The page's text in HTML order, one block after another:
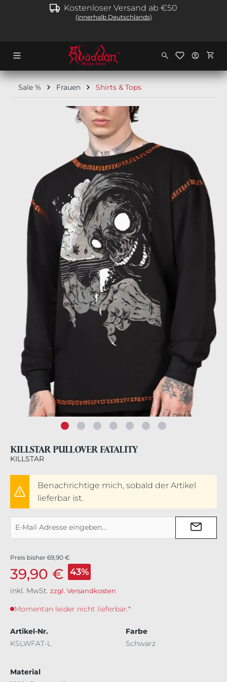
springen Kostenloser Versand ab €50
(innerhalb Deutschlands)
Sale % Frauen Shirts & Tops
Bildergalerie überspringen
KILLSTAR PULLOVER FATALITY
KILLSTAR
Benachrichtige mich, sobald der Artikel
lieferbar ist.
Preis bisher 69,90 €
39,90 € 43%
inkl. MwSt. zzgl. Versandkosten
Momentan leider nicht lieferbar.*
Artikel-Nr.
KSLWFAT-L
Farbe
Schwarz
Material